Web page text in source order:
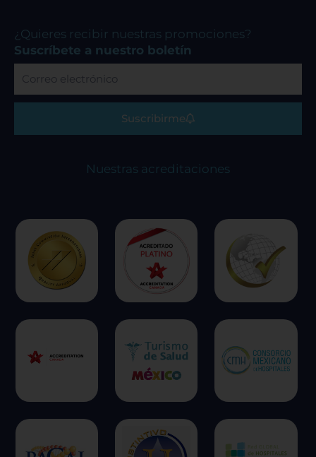
b
o
o
k
a
g
r
a
m
u
b
e
¿Quieres recibir nuestras promociones?
Suscríbete a nuestro boletín
electrónico
Suscribirme
Nuestras acreditaciones